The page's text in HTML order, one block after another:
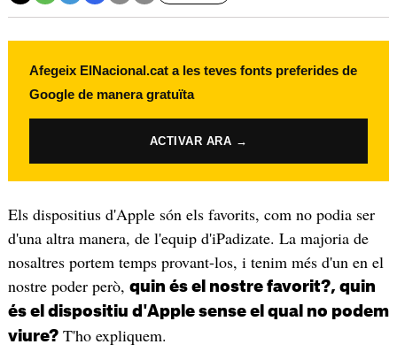
Afegeix ElNacional.cat a les teves fonts preferides de
Google de manera gratuïta
ACTIVAR ARA →
Els dispositius d'Apple són els favorits, com no podia ser
d'una altra manera, de l'equip d'iPadizate. La majoria de
nosaltres portem temps provant-los, i tenim més d'un en el
nostre poder però, quin és el nostre favorit?, quin
és el dispositiu d'Apple sense el qual no podem
viure?T'ho expliquem.